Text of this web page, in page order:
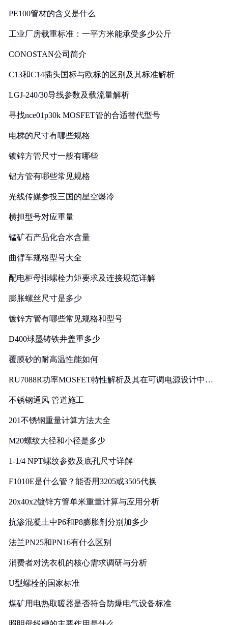
PE100管材的含义是什么
工业厂房载重标准：一平方米能承受多少公斤
CONOSTAN公司简介
C13和C14插头国标与欧标的区别及其标准解析
LGJ-240/30导线参数及载流量解析
寻找nce01p30k MOSFET管的合适替代型号
电梯的尺寸有哪些规格
镀锌方管尺寸一般有哪些
铝方管有哪些常见规格
光线传媒参投三国的星空爆冷
横担型号对应重量
锰矿石产品化合水含量
曲臂车规格型号大全
配电柜母排螺栓力矩要求及连接规范详解
膨胀螺丝尺寸是多少
镀锌方管有哪些常见规格和型号
D400球墨铸铁井盖重多少
覆膜砂的耐高温性能如何
RU7088R功率MOSFET特性解析及其在可调电源设计中的
不锈钢通风 管道施工
201不锈钢重量计算方法大全
M20螺纹大径和小径是多少
1-1/4 NPT螺纹参数及底孔尺寸详解
F1010E是什么管？能否用3205或3505代换
20x40x2镀锌方管单米重量计算与应用分析
抗渗混凝土中P6和P8膨胀剂分别加多少
法兰PN25和PN16有什么区别
消费者对洗衣机的核心需求调研与分析
U型螺栓的国家标准
煤矿用电热取暖器是否符合防爆电气设备标准